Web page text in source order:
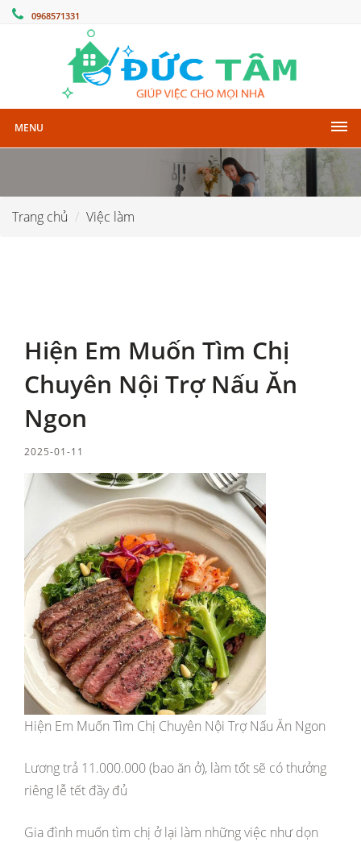
0968571331
MENU
Trang chủ Việc làm
Hiện Em Muốn Tìm Chị
Chuyên Nội Trợ Nấu Ăn
Ngon
2025-01-11
Hiện Em Muốn Tìm Chị Chuyên Nội Trợ Nấu Ăn Ngon
Lương trả 11.000.000 (bao ăn ở), làm tốt sẽ có thưởng
riêng lễ tết đầy đủ
Gia đình muốn tìm chị ở lại làm những việc như dọn